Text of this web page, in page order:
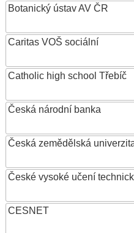
Botanický ústav AV ČR
Caritas VOŠ sociální
Catholic high school Třebíč
Česká národní banka
Česká zemědělská
České vysoké učení
CESNET